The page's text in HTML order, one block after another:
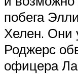
побега
Хелен. Они
Роджерс
офицера